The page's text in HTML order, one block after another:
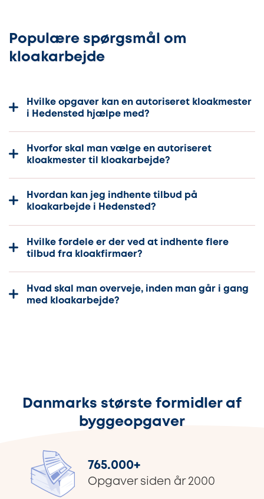
Populære spørgsmål om
kloakarbejde
Hvilke opgaver kan en autoriseret kloakmester
i Hedensted hjælpe med?
Hvorfor skal man vælge en autoriseret
kloakmester til kloakarbejde?
Hvordan kan jeg indhente tilbud på
kloakarbejde i Hedensted?
Hvilke fordele er der ved at indhente flere
tilbud fra kloakfirmaer?
Hvad skal man overveje, inden man går i gang
med kloakarbejde?
Danmarks største formidler af
byggeopgaver
765.000+
Opgaver siden år 2000